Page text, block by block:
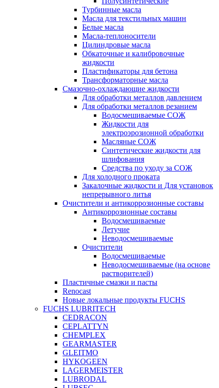
Турбинные масла
Масла для текстильных машин
Белые масла
Масла-теплоносители
Цилиндровые масла
Обкаточные и калибровочные
жидкости
Пластификаторы для бетона
Трансформаторные масла
Смазочно-охлаждающие жидкости
Для обработки металлов давлением
Для обработки металлов резанием
Водосмешиваемые СОЖ
Жидкости для
электроэрозионной обработки
Масляные СОЖ
Синтетические жидкости для
шлифования
Средства по уходу за СОЖ
Для холодного проката
Закалочные жидкости и Для установок
непрерывного литья
Очистители и антикоррозионные составы
Антикоррозионные составы
Водосмешиваемые
Летучие
Неводосмешиваемые
Очистители
Водосмешиваемые
Неводосмешиваемые (на основе
растворителей)
Пластичные смазки и пасты
Renocast
Новые локальные продукты FUCHS
FUCHS LUBRITECH
CEDRACON
CEPLATTYN
CHEMPLEX
GEARMASTER
GLEITMO
HYKOGEEN
LAGERMEISTER
LUBRODAL